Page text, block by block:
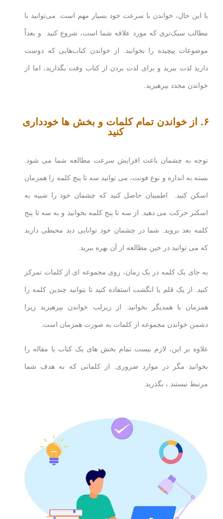
با این حال، خواندن با سرعت خود بسیار مهم است. می‌توانید با
مطالب سبک‌تری که مورد علاقه شما است، شروع کنید و بعداً
موضوعات پیچیده را بخوانید. از خواندن کتاب‌هایی که دوست
دارید لذت ببرید و برای لذت بردن از کتاب وقت بگذارید، اما از
خواندن مجدد بپرهیزید.
۶. از خواندن تمام کلمات و بخش ها خودداری
کنید
توجه به چشمان باعث افزایش سرعت مطالعه شما می شود.
بسته به اندازه و نوع فونت، می توانید سه تا پنج کلمه را همزمان
اسکن کنید. اطمینان حاصل کنید که چشمان خود را شبیه به
اسکنر حرکت می دهید. از سه تا پنج کلمه بخوانید و به سه تا پنج
کلمه بعد بروید. شما در چشمان خود توانایی دید محیطی دارید
که می توانید در حین مطالعه از آن بهره ببرید.
به جای یک کلمه در یک زمان، روی مجموعه ای از کلمات تمرکز
کنید. از یک قلم یا انگشت استفاده کنید تا بتوانید چندین کلمه را
همزمان با همدیگر بخوانید. از زیرلب خواندن بپرهیزید زیرا
دشمن خواندن مجموعه از کلمات به صورت همزمان است.
علاوه بر این، لازم نیست تمام بخش های یک کتاب یا مقاله را
بخوانید مگر در موارد ضروری. از کلماتی که به هدف شما
مرتبط نیستند ، بگذرید.